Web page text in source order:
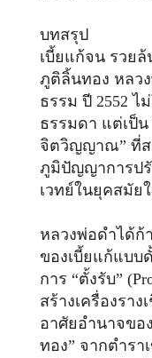
บทสรุป
เบี้ยแก้จน รวย
ภูติลิ้นทอง หลว
ธรรม ปี 2552 ไ
ธรรมดา แต่เป็
จิตวิญญาณ” ที่ส
ภูมิปัญญาการป
เวทย์ในยุคสมัย
หลวงพ่อดำได้ก้
ของเบี้ยแก้แบบ
การ “ตั้งรับ”
สร้างเครื่องราง
อาศัยอำนาจขอ
ทอง” จากตำรา